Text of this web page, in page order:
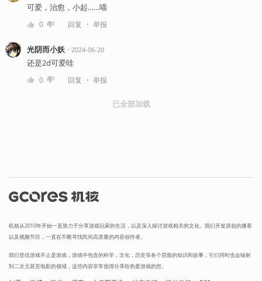
可爱，治愈，小起……喵
0 回复 ・ 举报
光阴而小妖・ 2024-06-20
还是2d可爱哇
0 回复 ・ 举报
已全部加载
机核从2010年开始一直致力于分享游戏玩家的生活，以及深入探讨游戏相关的文化。我们开发原创的播客
以及视频节目，一直在不断寻找民间高质量的内容创作者。
我们坚信游戏不止是游戏，游戏中包含的科学，文化，历史等各个层面的知识和故事，它们同时也会辐射
到二次元甚至电影的领域，这些内容非常值得分享给热爱游戏的您。